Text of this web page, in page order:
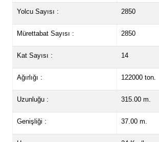
Yolcu Sayısı : 2850
Mürettabat Sayısı : 2850
Kat Sayısı : 14
Ağırlığı : 122000 ton.
Uzunluğu : 315.00 m.
Genişliği : 37.00 m.